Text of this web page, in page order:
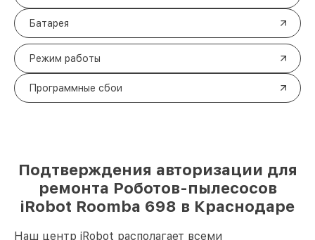
Батарея
Режим работы
Программные сбои
Подтверждения авторизации для
ремонта Роботов-пылесосов
iRobot Roomba 698 в Краснодаре
Наш центр iRobot располагает всеми